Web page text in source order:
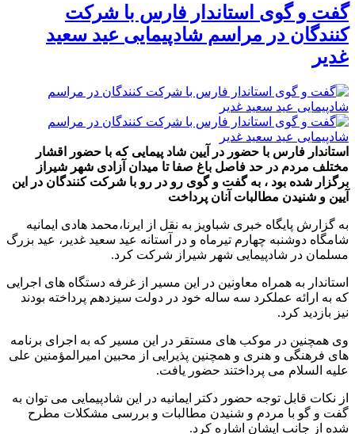
گفت و گوی استاندار فارس با شرکت
کنندگان در مراسم شادپیمایی عید سعید
غدیر
استاندار فارس با حضور در آیین شاد پیمایی که با حضور اقشار
مختلف مردم در حد فاصل باغ صفا تا میدان آزادی شهر شیراز
برگزار شده بود ، به گفت و گوی رو در رو با شرکت کنندگان در این
آیین و شنیدن مطالبات آنان پرداخت
به گزارش پایگاه خبری شباویز به نقل از ایرنا،محمد هادی ایمانیه
شامگاه دوشنبه چهارم تیرماه و در آستانه عید سعید غدیر، عید بزرگ
مسلمان در شادپیمایی شهر شیراز شرکت کرد.
استاندار به همراه معاونین در این مسیر از غرفه دستگاه های اجرایی
که به ارائه عملکرد سه ساله خود در دولت سیزدهم پرداخته بودند
نیز بازدید کرد.
وی همچنین در موکب های مستقر در این مسیر که به اجرای برنامه
های فرهنگی و هنری و همچنین پذیرایی از محبین امیرالمؤمنین علی
علیه السلام می پرداختند حضور یافت.
از نکات قابل توجه حضور دکتر ایمانیه در این شادپیمایی می توان به
گفت و گو با مردم و شنیدن مطالبات و بررسی مشکلات مطرح
شده از جانب ایشان اشاره کرد.